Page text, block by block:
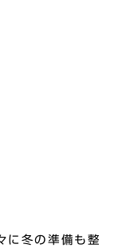
に冬の準備も整